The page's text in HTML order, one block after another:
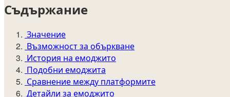
Съдържание
Значение
Възможност за объркване
История на емоджито
Подобни емоджита
Сравнение между платформите
Детайли за емоджито